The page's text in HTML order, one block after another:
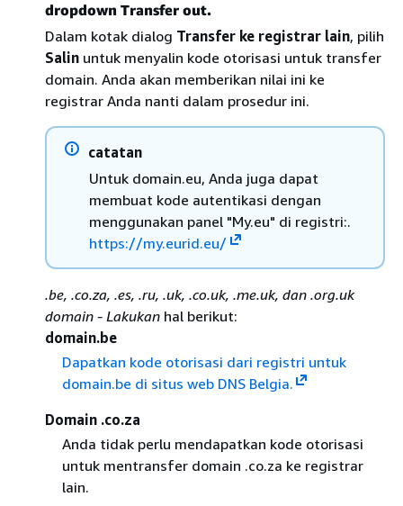
dropdown Transfer out.
Dalam kotak dialog Transfer ke registrar lain, pilih
Salin untuk menyalin kode otorisasi untuk transfer
domain. Anda akan memberikan nilai ini ke
registrar Anda nanti dalam prosedur ini.
catatan
Untuk domain.eu, Anda juga dapat
membuat kode autentikasi dengan
menggunakan panel "My.eu" di registri:.
https://my.eurid.eu/
.be, .co.za, .es, .ru, .uk, .co.uk, .me.uk, dan .org.uk
domain - Lakukan hal berikut:
domain.be
Dapatkan kode otorisasi dari registri untuk
domain.be di situs web DNS Belgia.
Domain .co.za
Anda tidak perlu mendapatkan kode otorisasi
untuk mentransfer domain .co.za ke registrar
lain.